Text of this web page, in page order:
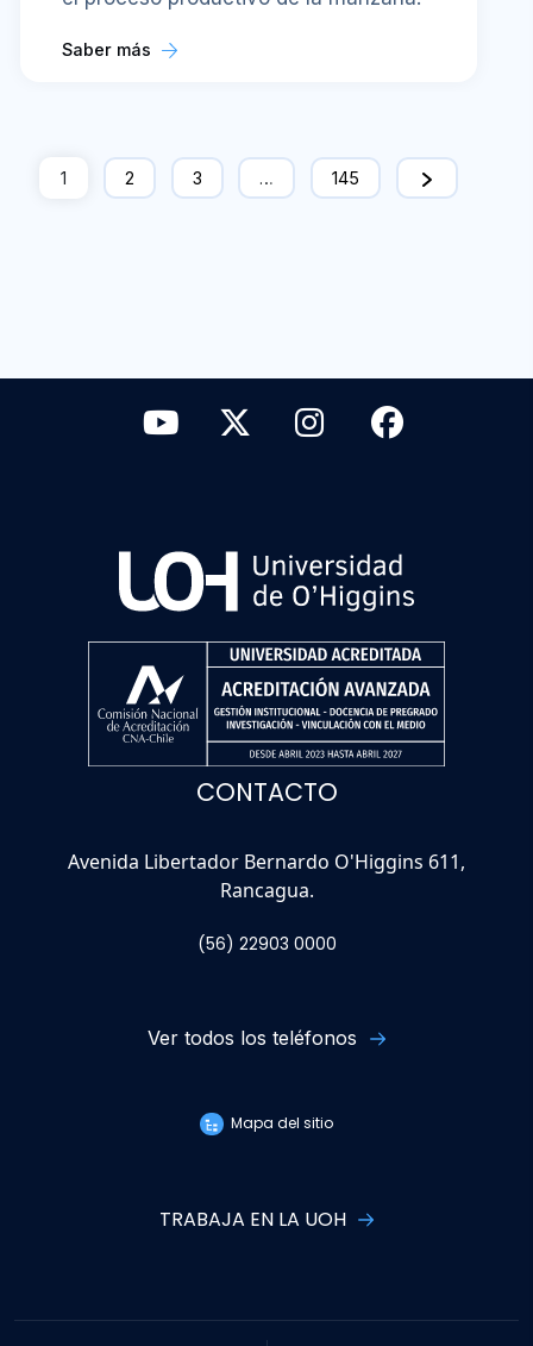
Saber más
1 2 3 … 145
CONTACTO
Avenida Libertador Bernardo O'Higgins 611,
Rancagua.
(56) 22903 0000
Ver todos los teléfonos
Mapa del sitio
TRABAJA EN LA UOH